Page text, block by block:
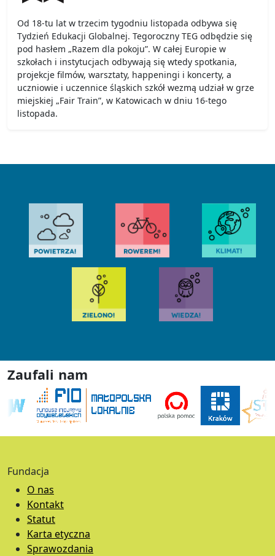
Od 18-tu lat w trzecim tygodniu listopada odbywa się
Tydzień Edukacji Globalnej. Tegoroczny TEG odbędzie się
pod hasłem „Razem dla pokoju”. W całej Europie w
szkołach i instytucjach odbywają się wtedy spotkania,
projekcje filmów, warsztaty, happeningi i koncerty, a
uczniowie i uczennice śląskich szkół wezmą udział w grze
miejskiej „Fair Train”, w Katowicach w dniu 16-tego
listopada.
Zaufali nam
Fundacja
O nas
Kontakt
Statut
Karta etyczna
Sprawozdania